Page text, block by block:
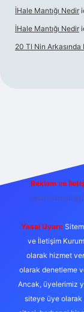
İHale Mantığı Nedir
İHale Mantığı Nedir
20 Tl Nin Arkasında
Reklam ve
Yasal Uyarı:
ve İletişim
olarak hizmet
olarak denetleme
Ancak, üyelerimiz
siteye üye olarak